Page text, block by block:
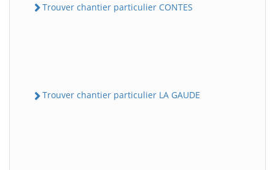
Trouver chantier particulier CONTES
Trouver chantier particulier LA GAUDE